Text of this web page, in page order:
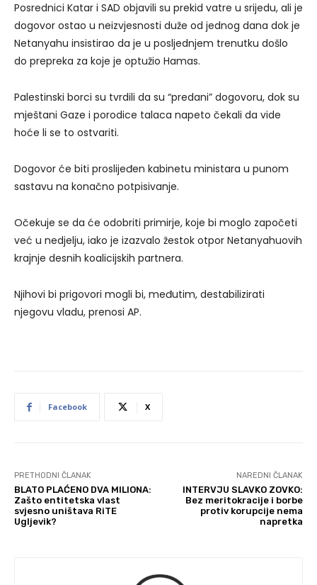
Posrednici Katar i SAD objavili su prekid vatre u srijedu, ali je
dogovor ostao u neizvjesnosti duže od jednog dana dok je
Netanyahu insistirao da je u posljednjem trenutku došlo
do prepreka za koje je optužio Hamas.
Palestinski borci su tvrdili da su “predani” dogovoru, dok su
mještani Gaze i porodice talaca napeto čekali da vide
hoće li se to ostvariti.
Dogovor će biti proslijeđen kabinetu ministara u punom
sastavu na konačno potpisivanje.
Očekuje se da će odobriti primirje, koje bi moglo započeti
već u nedjelju, iako je izazvalo žestok otpor Netanyahuovih
krajnje desnih koalicijskih partnera.
Njihovi bi prigovori mogli bi, međutim, destabilizirati
njegovu vladu, prenosi AP.
Facebook X
PRETHODNI ČLANAK
BLATO PLAĆENO DVA MILIONA:
Zašto entitetska vlast
svjesno uništava RiTE
Ugljevik?
NAREDNI ČLANAK
INTERVJU SLAVKO ZOVKO:
Bez meritokracije i borbe
protiv korupcije nema
napretka